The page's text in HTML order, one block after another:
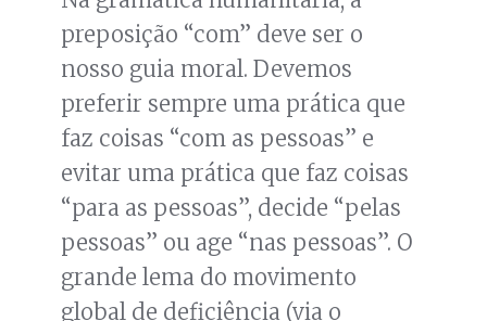
preposição “com” deve ser o
nosso guia moral. Devemos
preferir sempre uma prática que
faz coisas “com as pessoas” e
evitar uma prática que faz coisas
“para as pessoas”, decide “pelas
pessoas” ou age “nas pessoas”. O
grande lema do movimento
global de deficiência (via o